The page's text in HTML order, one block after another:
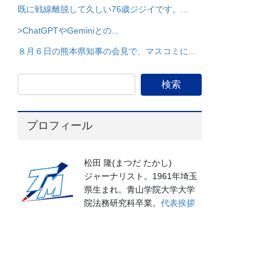
既に戦線離脱して久しい76歳ジジイです。...
>ChatGPTやGeminiとの...
８月６日の熊本県知事の会見で、マスコミに...
プロフィール
松田 隆(まつだ たかし)
ジャーナリスト。1961年埼玉
県生まれ。青山学院大学大学
院法務研究科卒業。代表挨拶